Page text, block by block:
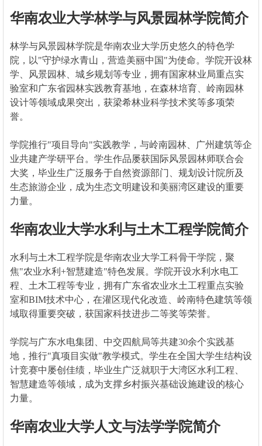
华南农业大学林学与风景园林学院简介
林学与风景园林学院是华南农业大学历史悠久的特色学
院，以"守护绿水青山，营造美丽中国"为使命。学院开设林
学、风景园林、城乡规划等专业，拥有国家林业局重点实
验室和广东省园林实践教育基地，在森林培育、岭南园林
设计等领域成果突出，获梁希林业科学技术奖等多项荣
誉。
学院推行"项目导向"实践教学，与岭南园林、广州建筑等企
业共建产学研平台。学生作品屡获国际风景园林师联合会
大奖，毕业生广泛服务于自然资源部门、规划设计院所及
生态旅游企业，成为生态文明建设和美丽湾区建设的重要
力量。
华南农业大学水利与土木工程学院简介
水利与土木工程学院是华南农业大学工科骨干学院，聚
焦"农业水利+智慧建造"特色发展。学院开设水利水电工
程、土木工程等专业，拥有广东省农业水土工程重点实验
室和BIM技术中心，在灌区现代化改造、岭南特色建筑等领
域取得重要突破，获国家科技进步二等奖等荣誉。
学院与广东水电集团、中交四航局等共建30余个实践基
地，推行"真项目实做"教学模式。学生在全国大学生结构设
计竞赛中屡创佳绩，毕业生广泛就职于大湾区水利工程、
智慧建造等领域，成为支撑乡村振兴基础设施建设的核心
力量。
华南农业大学人文与法学学院简介